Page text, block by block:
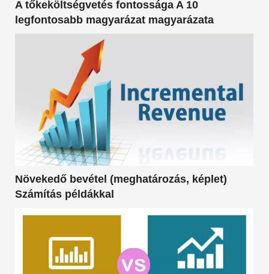
A tőkeköltségvetés fontossága A 10
legfontosabb magyarázat magyarázata
Növekedő bevétel (meghatározás, képlet)
Számítás példákkal